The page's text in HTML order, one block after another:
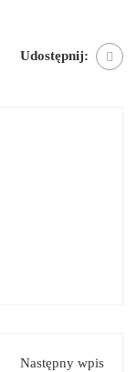
Udostępnij:
Następny wpis